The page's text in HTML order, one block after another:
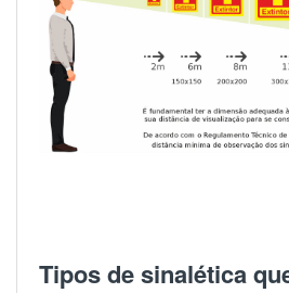
Tipos de sinalética